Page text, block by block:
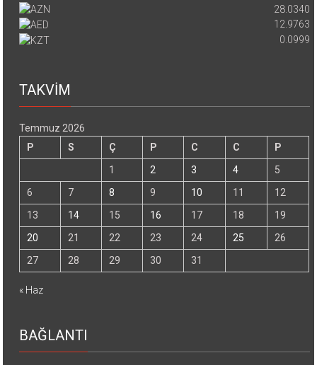
28.0340
12.9763
0.0999
TAKVİM
Temmuz 2026
P
S Ç P C C
P
1
2 3 4
5
6
7 8 9 10 11
12
13
14 15 16 17 18
19
20
21 22 23 24 25
26
27
28 29 30 31
« Haz
BAĞLANTI